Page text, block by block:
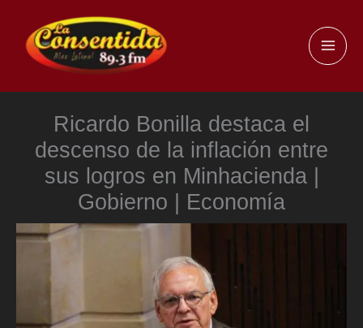
contenido
Ricardo Bonilla destaca el
descenso de la inflación entre
sus logros en Minhacienda |
Gobierno | Economía